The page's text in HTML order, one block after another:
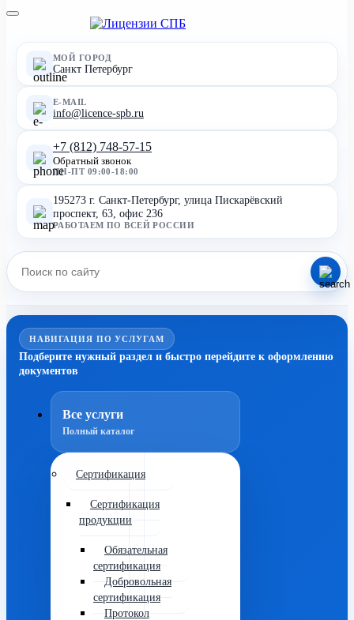
МОЙ ГОРОД
Санкт Петербург
E-MAIL
info@licence-spb.ru
+7 (812) 748-57-15
Обратный звонок
ПН-ПТ 09:00-18:00
195273 г. Санкт-Петербург, улица Пискарёвский
проспект, 63, офис 236
РАБОТАЕМ ПО ВСЕЙ РОССИИ
НАВИГАЦИЯ ПО УСЛУГАМ
Подберите нужный раздел и быстро перейдите к оформлению
документов
Все услуги
Полный каталог
Сертификация
Сертификация
продукции
Обязательная
сертификация
Добровольная
сертификация
Протокол